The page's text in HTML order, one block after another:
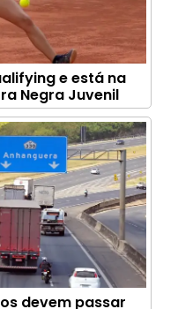
e está na
Negra Juvenil
devem passar